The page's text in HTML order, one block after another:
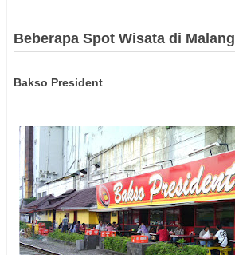
Beberapa Spot Wisata di Malang
Bakso President